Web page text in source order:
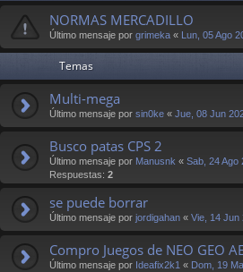
NORMAS MERCADILLO
Último mensaje por grimeka « Lun, 05 Ago
Temas
Multi-mega
Último mensaje por sin0ke « Jue, 08 Jun
Busco patas CPS 2
Último mensaje por Manusnk « Sab, 24 Ago
Respuestas: 2
se puede borrar
Último mensaje por jordigahan « Vie, 14 Jun
Compro Juegos de NEO GEO
Último mensaje por Ideafix2k1 « Dom, 19